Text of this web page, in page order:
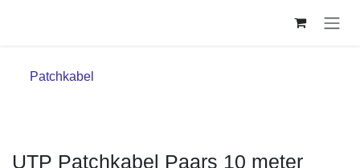
Patchkabel
UTP Patchkabel Paars 10 meter LSZH